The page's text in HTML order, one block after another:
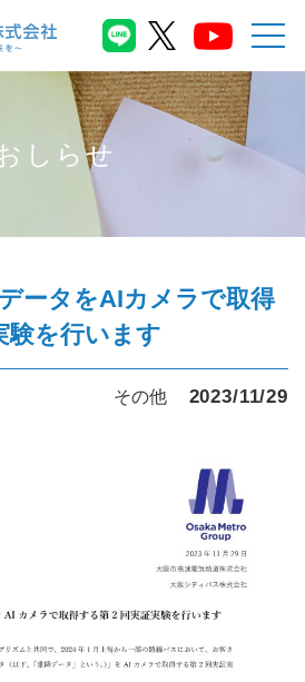
しらせ
ータをAIカメラで取得
験を行います
その他 2023/11/29